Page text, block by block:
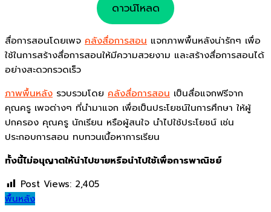
ดาวน์โหลด
สื่อการสอนโดยเพจ คลังสื่อการสอน แจกภาพพื้นหลังน่ารักๆ เพื่อ
ใช้ในการสร้างสื่อการสอนให้มีความสวยงาม และสร้างสื่อการสอนได้
อย่างสะดวกรวดเร็ว
ภาพพื้นหลัง รวบรวมโดย คลังสื่อการสอน เป็นสื่อแจกฟรีจาก
คุณครู เพจต่างๆ ที่นำมาแจก เพื่อเป็นประโยชน์ในการศึกษา ให้ผู้
ปกครอง คุณครู นักเรียน หรือผู้สนใจ นำไปใช้ประโยชน์ เช่น
ประกอบการสอน ทบทวนเนื้อหาการเรียน
ทั้งนี้ไม่อนุญาตให้นำไปขายหรือนำไปใช้เพื่อการพาณิชย์
Post Views: 2,405
พื้นหลัง